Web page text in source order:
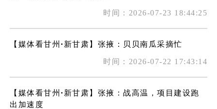
时间：2026-07-23 18:44:25
【媒体看甘州·新甘肃】张掖：贝贝南瓜采摘忙
时间：2026-07-22 17:43:14
【媒体看甘州·新甘肃】张掖：战高温，项目建设跑
出加速度